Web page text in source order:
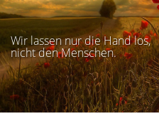
Wir lassen nur die Hand los,
nicht den Menschen.